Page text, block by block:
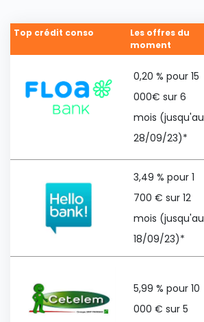
Top crédit conso
Les offres du
moment
0,20 % pour 15
000€ sur 6
mois (jusqu'au
28/09/23)*
3,49 % pour 1
700 € sur 12
mois (jusqu'au
18/09/23)*
5,99 % pour 10
000 € sur 5